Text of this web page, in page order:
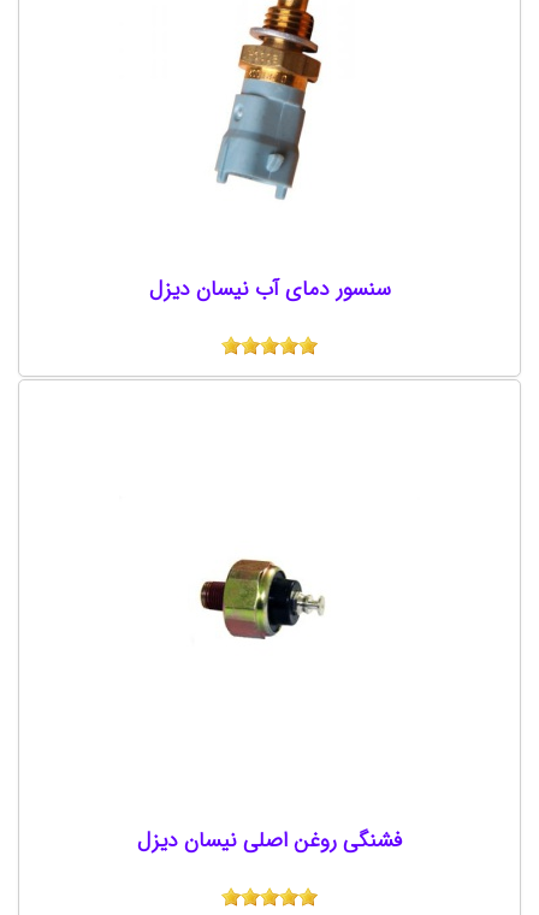
سنسور دمای آب نیسان دیزل
فشنگی روغن اصلی نیسان دیزل